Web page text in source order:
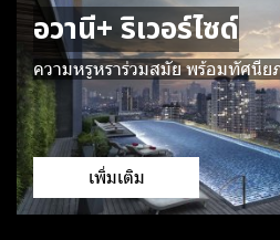
อวานี+ ริเวอร์ไซด์
ความหรูหราร่วมสมัย พร้อมทัศนีย
เพิ่มเติม